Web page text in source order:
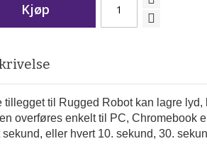
Kjøp
tillegget til Rugged Robot kan lagre lyd,
overføres enkelt til PC, Chromebook
sekund, eller hvert 10. sekund, 30.